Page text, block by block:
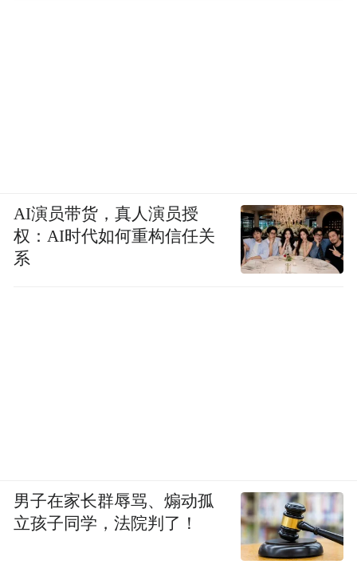
AI演员带货，真人演员授
权：AI时代如何重构信任关
系
男子在家长群辱骂、煽动孤
立孩子同学，法院判了！